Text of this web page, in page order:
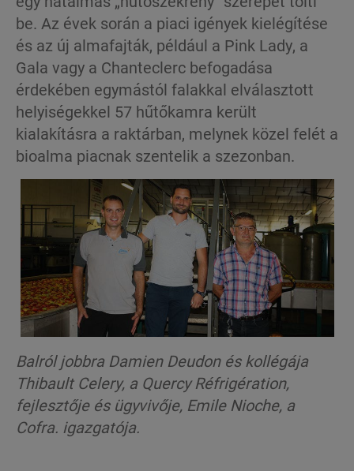
be. Az évek során a piaci igények kielégítése
és az új almafajták, például a Pink Lady, a
Gala vagy a Chanteclerc befogadása
érdekében egymástól falakkal elválasztott
helyiségekkel 57 hűtőkamra került
kialakításra a raktárban, melynek közel felét a
bioalma piacnak szentelik a szezonban.
Balról jobbra Damien Deudonés kollégája
Thibault Celery, a Quercy Réfrigération,
fejlesztője és ügyvivője, Emile Nioche, a
Cofra. igazgatója.